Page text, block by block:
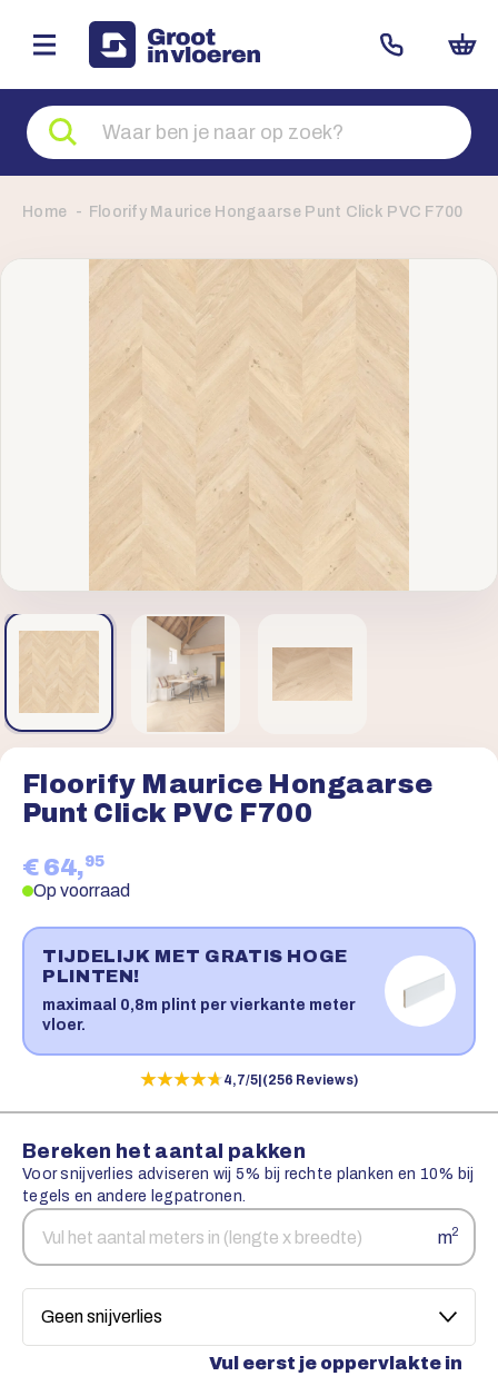
Zoeken
naar
producten
Home Floorify Maurice Hongaarse Punt Click PVC F700
Floorify Maurice Hongaarse
Punt Click PVC F700
€ 64,95
Op voorraad
TIJDELIJK MET GRATIS HOGE
PLINTEN!
maximaal 0,8m plint per vierkante meter
vloer.
★★★★★
★★★★★4,7/5 (256 Reviews)
Bereken het aantal pakken
Voor snijverlies adviseren wij 5% bij rechte planken en 10% bij
tegels en andere legpatronen.
Aantal
vierkante
m2
Snijverlies
Vul eerst je oppervlakte in